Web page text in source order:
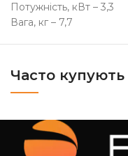
Потужність, кВт – 3,3
Вага, кг – 7,7
Часто